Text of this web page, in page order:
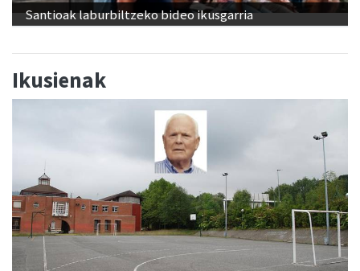
Santioak laburbiltzeko bideo ikusgarria
Ikusienak